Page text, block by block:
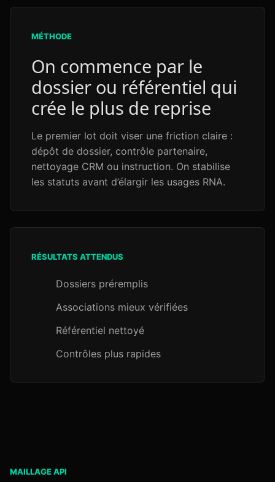
MÉTHODE
On commence par le
dossier ou référentiel qui
crée le plus de reprise
Le premier lot doit viser une friction claire :
dépôt de dossier, contrôle partenaire,
nettoyage CRM ou instruction. On stabilise
les statuts avant d’élargir les usages RNA.
RÉSULTATS ATTENDUS
Dossiers préremplis
Associations mieux vérifiées
Référentiel nettoyé
Contrôles plus rapides
MAILLAGE API